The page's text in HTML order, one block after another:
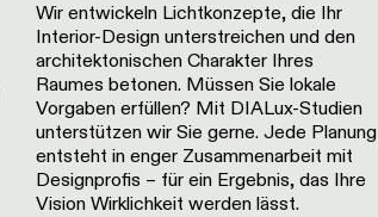
Wir entwickeln Lichtkonzepte, die Ihr
Interior-Design unterstreichen und den
architektonischen Charakter Ihres
Raumes betonen. Müssen Sie lokale
Vorgaben erfüllen? Mit DIALux-Studien
unterstützen wir Sie gerne. Jede Planung
entsteht in enger Zusammenarbeit mit
Designprofis – für ein Ergebnis, das Ihre
Vision Wirklichkeit werden lässt.